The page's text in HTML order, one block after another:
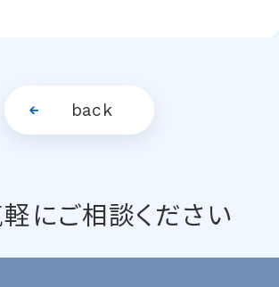
back
にご相談ください